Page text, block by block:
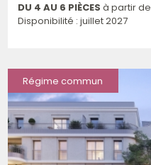
DU 4 AU 6 PIÈCES à partir de
Disponibilité : juillet 2027
Régime commun